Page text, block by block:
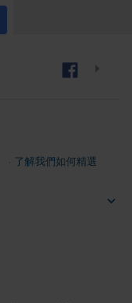
了解我們如何精選